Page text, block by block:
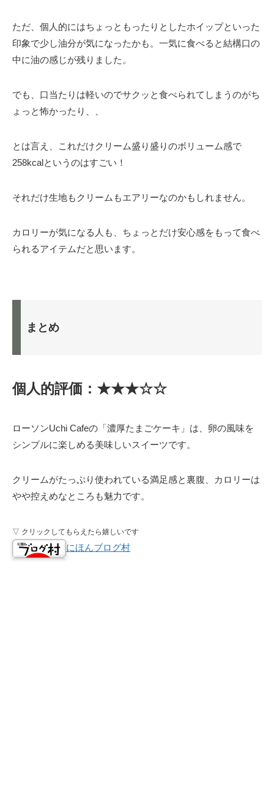
ただ、個人的にはちょっともったりとしたホイップといった
印象で少し油分が気になったかも。一気に食べると結構口の
中に油の感じが残りました。
でも、口当たりは軽いのでサクッと食べられてしまうのがち
ょっと怖かったり、、
とは言え、これだけクリーム盛り盛りのボリューム感で
258kcalというのはすごい！
それだけ生地もクリームもエアリーなのかもしれません。
カロリーが気になる人も、ちょっとだけ安心感をもって食べ
られるアイテムだと思います。
まとめ
個人的評価：★★★☆☆
ローソンUchi Cafeの「濃厚たまごケーキ」は、卵の風味を
シンプルに楽しめる美味しいスイーツです。
クリームがたっぷり使われている満足感と裏腹、カロリーは
やや控えめなところも魅力です。
▽ クリックしてもらえたら嬉しいです
にほんブログ村